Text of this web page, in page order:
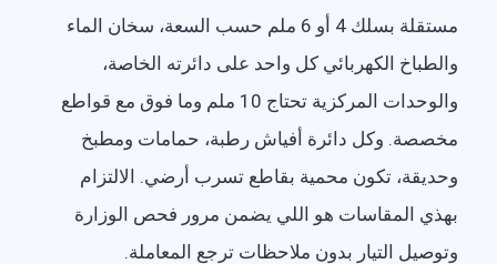
مستقلة بسلك 4 أو 6 ملم حسب السعة، سخان الماء
والطباخ الكهربائي كل واحد على دائرته الخاصة،
والوحدات المركزية تحتاج 10 ملم وما فوق مع قواطع
مخصصة. وكل دائرة أفياش رطبة، حمامات ومطبخ
وحديقة، تكون محمية بقاطع تسرب أرضي. الالتزام
بهذي المقاسات هو اللي يضمن مرور فحص الوزارة
وتوصيل التيار بدون ملاحظات ترجع المعاملة.